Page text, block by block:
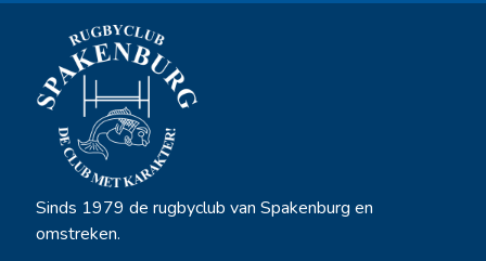
Sinds 1979 de rugbyclub van Spakenburg en
omstreken.